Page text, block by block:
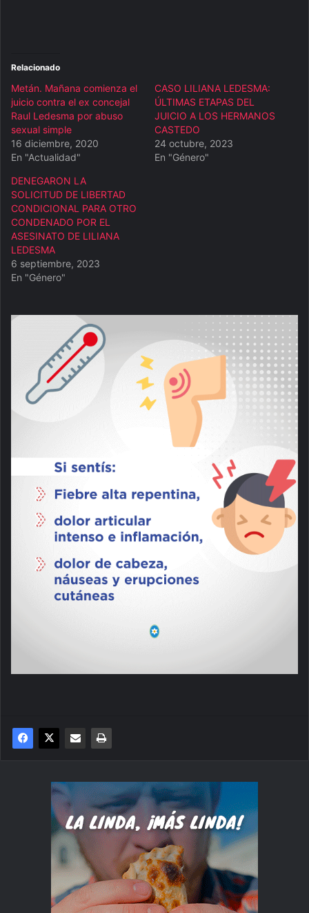
Relacionado
Metán. Mañana comienza el
juicio contra el ex concejal
Raul Ledesma por abuso
sexual simple
16 diciembre, 2020
En "Actualidad"
CASO LILIANA LEDESMA:
ÚLTIMAS ETAPAS DEL
JUICIO A LOS HERMANOS
CASTEDO
24 octubre, 2023
En "Género"
DENEGARON LA
SOLICITUD DE LIBERTAD
CONDICIONAL PARA OTRO
CONDENADO POR EL
ASESINATO DE LILIANA
LEDESMA
6 septiembre, 2023
En "Género"